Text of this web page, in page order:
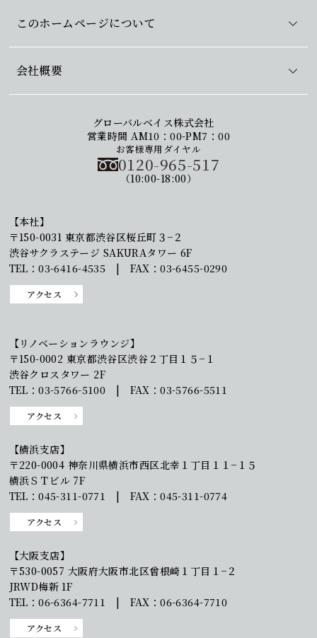
このホームページについて
会社概要
グローバルベイス株式会社
営業時間 AM10：00-PM7：00
お客様専用ダイヤル
0120-965-517
（10:00-18:00）
【本社】
〒150-0031 東京都渋谷区桜丘町３−２
渋谷サクラステージ SAKURAタワー 6F
TEL：03-6416-4535 | FAX：03-6455-0290
アクセス
【リノベーションラウンジ】
〒150-0002 東京都渋谷区渋谷２丁目１５−１
渋谷クロスタワー 2F
TEL：03-5766-5100 | FAX：03-5766-5511
アクセス
【横浜支店】
〒220-0004 神奈川県横浜市西区北幸１丁目１１−１５
横浜ＳＴビル 7F
TEL：045-311-0771 | FAX：045-311-0774
アクセス
【大阪支店】
〒530-0057 大阪府大阪市北区曾根崎１丁目１−２
JRWD梅新 1F
TEL：06-6364-7711 | FAX：06-6364-7710
アクセス